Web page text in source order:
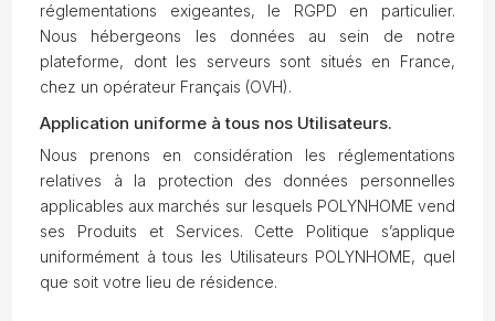
réglementations exigeantes, le RGPD en particulier.
Nous hébergeons les données au sein de notre
plateforme, dont les serveurs sont situés en France,
chez un opérateur Français (OVH).
Application uniforme à tous nos Utilisateurs.
Nous prenons en considération les réglementations
relatives à la protection des données personnelles
applicables aux marchés sur lesquels POLYNHOME vend
ses Produits et Services. Cette Politique s’applique
uniformément à tous les Utilisateurs POLYNHOME, quel
que soit votre lieu de résidence.